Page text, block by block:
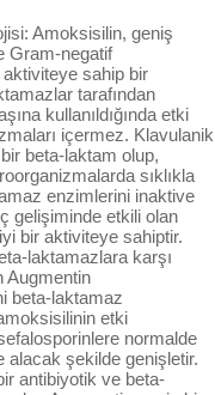
Amoksisilin, geniş
Gram-negatif
sahip bir
tarafından
kullanıldığında etki
içermez. Klavulanik
beta-laktam olup,
sıklıkla
enzimlerini inaktive
gelişiminde etkili olan
bir aktiviteye sahiptir.
laktamazlara karşı
Augmentin
beta-laktamaz
etki
normalde
alacak şekilde genişletir.
antibiyotik ve beta-